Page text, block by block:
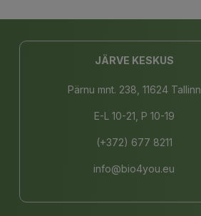
JÄRVE KESKUS
Pärnu mnt. 238, 11624 Tallinn
E-L 10-21, P 10-19
(+372) 677 8211
info@bio4you.eu